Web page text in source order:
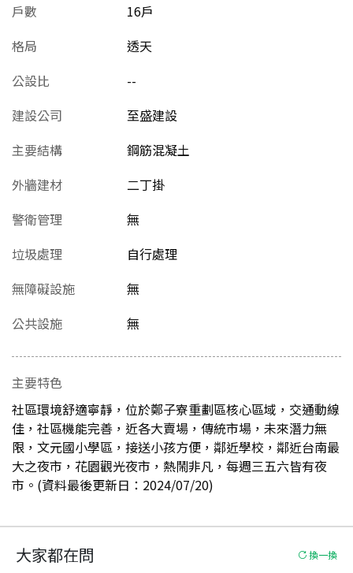
戶數
16戶
格局
透天
公設比
--
建設公司
至盛建設
主要結構
鋼筋混凝土
外牆建材
二丁掛
警衛管理
無
垃圾處理
自行處理
無障礙設施
無
公共設施
無
主要特色
社區環境舒適寧靜，位於鄭子寮重劃區核心區域，交通動線
佳，社區機能完善，近各大賣場，傳統市場，未來潛力無
限，文元國小學區，接送小孩方便，鄰近學校，鄰近台南最
大之夜市，花園觀光夜市，熱鬧非凡，每週三五六皆有夜
市。(資料最後更新日：2024/07/20)
大家都在問 換一換